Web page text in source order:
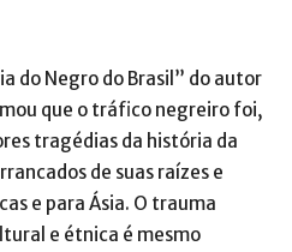
do Negro do Brasil” do autor
que o tráfico negreiro foi,
tragédias da história da
de suas raízes e
e para Ásia. O trauma
e étnica é mesmo